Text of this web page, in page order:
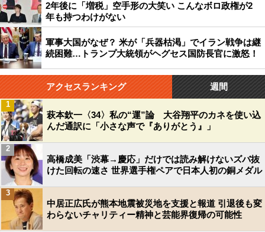
2年後に「増税」空手形の大笑い こんなボロ政権が2
年も持つわけがない
軍事大国がなぜ？ 米が「兵器枯渇」でイラン戦争は継
続困難…トランプ大統領がヘグセス国防長官に激怒！
アクセスランキング 週間
萩本欽一〈34〉私の“運”論 大谷翔平のカネを使い込
んだ通訳に「小さな声で『ありがとう』」
1
高橋成美「渋幕→慶応」だけでは読み解けないズバ抜
けた回転の速さ 世界選手権ペアで日本人初の銅メダル
2
中居正広氏が熊本地震被災地を支援と報道 引退後も変
わらないチャリティー精神と芸能界復帰の可能性
3